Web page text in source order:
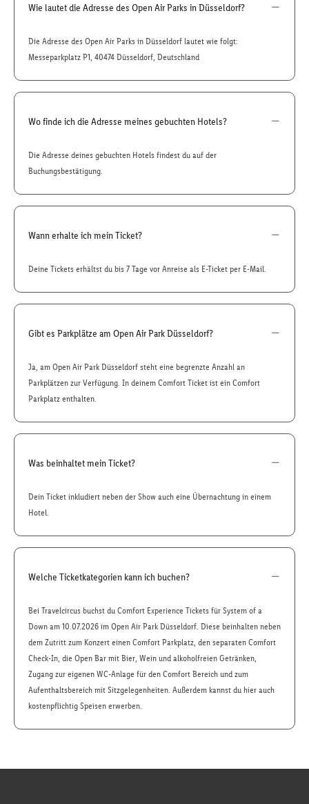
Wie lautet die Adresse des Open Air Parks in Düsseldorf?
Die Adresse des Open Air Parks in Düsseldorf lautet wie folgt:
Messeparkplatz P1, 40474 Düsseldorf, Deutschland
Wo finde ich die Adresse meines gebuchten Hotels?
Die Adresse deines gebuchten Hotels findest du auf der
Buchungsbestätigung.
Wann erhalte ich mein Ticket?
Deine Tickets erhältst du bis 7 Tage vor Anreise als E-Ticket per E-Mail.
Gibt es Parkplätze am Open Air Park Düsseldorf?
Ja, am Open Air Park Düsseldorf steht eine begrenzte Anzahl an
Parkplätzen zur Verfügung. In deinem Comfort Ticket ist ein Comfort
Parkplatz enthalten.
Was beinhaltet mein Ticket?
Dein Ticket inkludiert neben der Show auch eine Übernachtung in einem
Hotel.
Welche Ticketkategorien kann ich buchen?
Bei Travelcircus buchst du Comfort Experience Tickets für System of a
Down am 10.07.2026 im Open Air Park Düsseldorf. Diese beinhalten neben
dem Zutritt zum Konzert einen Comfort Parkplatz, den separaten Comfort
Check-In, die Open Bar mit Bier, Wein und alkoholfreien Getränken,
Zugang zur eigenen WC-Anlage für den Comfort Bereich und zum
Aufenthaltsbereich mit Sitzgelegenheiten. Außerdem kannst du hier auch
kostenpflichtig Speisen erwerben.